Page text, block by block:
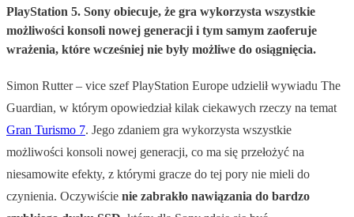
PlayStation 5. Sony obiecuje, że gra wykorzysta wszystkie
możliwości konsoli nowej generacji i tym samym zaoferuje
wrażenia, które wcześniej nie były możliwe do osiągnięcia.
Simon Rutter – vice szef PlayStation Europe udzielił wywiadu The
Guardian, w którym opowiedział kilak ciekawych rzeczy na temat
Gran Turismo 7. Jego zdaniem gra wykorzysta wszystkie
możliwości konsoli nowej generacji, co ma się przełożyć na
niesamowite efekty, z którymi gracze do tej pory nie mieli do
czynienia. Oczywiście nie zabrakło nawiązania do bardzo